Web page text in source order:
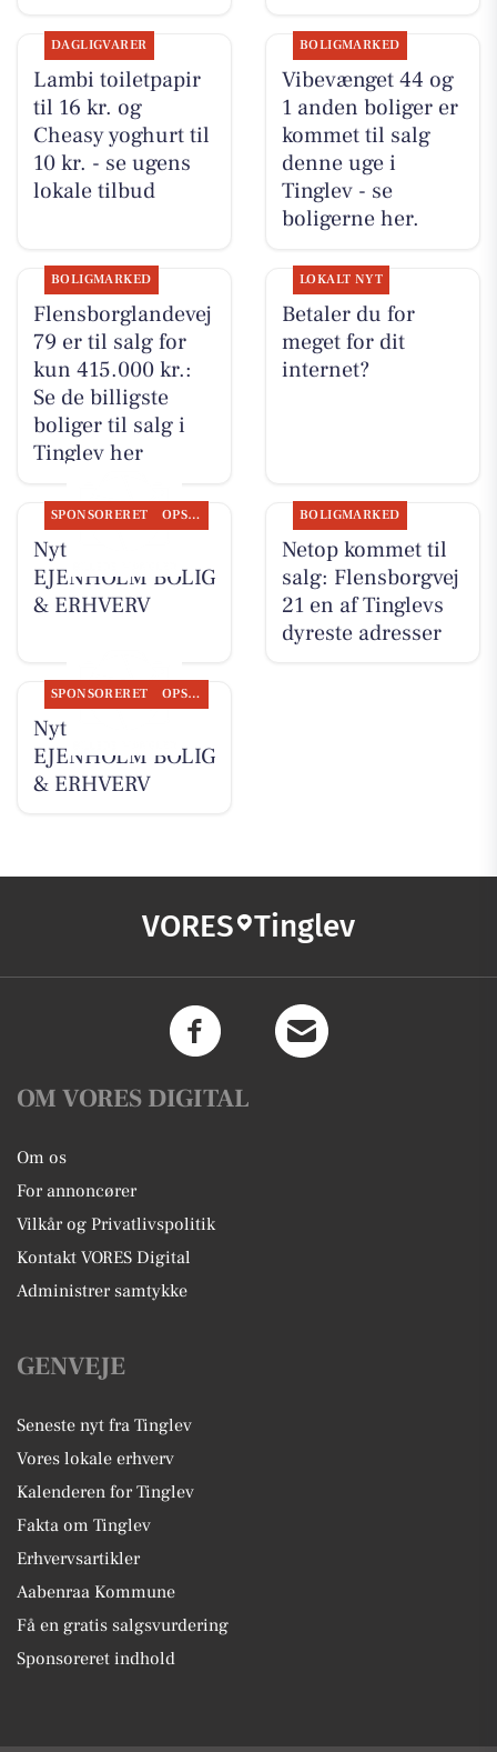
DAGLIGVARER
Lambi toiletpapir
til 16 kr. og
Cheasy yoghurt til
10 kr. - se ugens
lokale tilbud
BOLIGMARKED
Vibevænget 44 og
1 anden boliger er
kommet til salg
denne uge i
Tinglev - se
boligerne her.
BOLIGMARKED
Flensborglandevej
79 er til salg for
kun 415.000 kr.:
Se de billigste
boliger til salg i
Tinglev her
LOKALT NYT
Betaler du for
meget for dit
internet?
SPONSORERET OPSLAGSTAVLEN
Nyt fra
EJENHOLM BOLIG
& ERHVERV
BOLIGMARKED
Netop kommet til
salg: Flensborgvej
21 en af Tinglevs
dyreste adresser
SPONSORERET OPSLAGSTAVLEN
Nyt fra
EJENHOLM BOLIG
& ERHVERV
VORES Tinglev
OM VORES DIGITAL
Om os
For annoncører
Vilkår og Privatlivspolitik
Kontakt VORES Digital
Administrer samtykke
GENVEJE
Seneste nyt fra Tinglev
Vores lokale erhverv
Kalenderen for Tinglev
Fakta om Tinglev
Erhvervsartikler
Aabenraa Kommune
Få en gratis salgsvurdering
Sponsoreret indhold